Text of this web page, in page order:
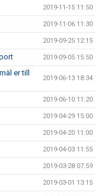
2019-11-15 11:50
2019-11-06 11:30
2019-09-25 12:15
2019-09-05 15:50
er till
2019-06-13 18:34
2019-06-10 11:20
2019-04-29 15:00
2019-04-20 11:00
2019-04-03 11:55
2019-03-28 07:59
2019-03-01 13:15